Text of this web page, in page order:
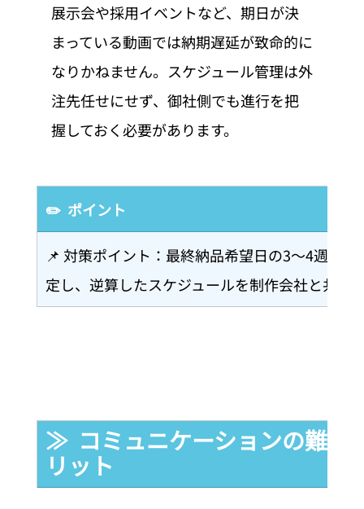
展示会や採用イベントなど、期日が決
まっている動画では納期遅延が致命的に
なりかねません。スケジュール管理は外
注先任せにせず、御社側でも進行を把
握しておく必要があります。
✏️  ポイント
📌 対策ポイント：最終納品希望日の3〜4週間
定し、逆算したスケジュールを制作会社と共有
≫  コミュニケーションの難し
リット